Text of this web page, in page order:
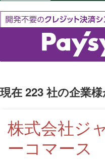
現在223社の企業様
株式会社ジ
ーコマース